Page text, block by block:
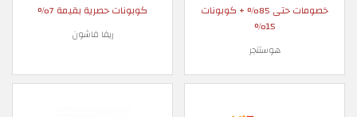
خصومات حتى 85% + كوبونات
15%
هوستنجر
كوبونات حصرية بقيمة 7%
ريفا فاشون